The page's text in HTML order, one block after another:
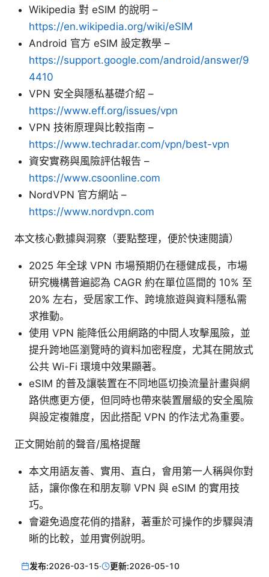
Wikipedia 對 eSIM 的說明 –
https://en.wikipedia.org/wiki/eSIM
Android 官方 eSIM 設定教學 –
https://support.google.com/android/answer/9
4410
VPN 安全與隱私基礎介紹 –
https://www.eff.org/issues/vpn
VPN 技術原理與比較指南 –
https://www.techradar.com/vpn/best-vpn
資安實務與風險評估報告 –
https://www.csoonline.com
NordVPN 官方網站 –
https://www.nordvpn.com
本文核心數據與洞察（要點整理，便於快速閱讀）
2025 年全球 VPN 市場預期仍在穩健成長，市場
研究機構普遍認為 CAGR 約在單位區間的 10% 至
20% 左右，受居家工作、跨境旅遊與資料隱私需
求推動。
使用 VPN 能降低公用網路的中間人攻擊風險，並
提升跨地區瀏覽時的資料加密程度，尤其在開放式
公共 Wi-Fi 環境中效果顯著。
eSIM 的普及讓裝置在不同地區切換流量計畫與網
路供應更方便，但同時也帶來裝置層級的安全風險
與設定複雜度，因此搭配 VPN 的作法尤為重要。
正文開始前的聲音/風格提醒
本文用語友善、實用、直白，會用第一人稱與你對
話，讓你像在和朋友聊 VPN 與 eSIM 的實用技
巧。
會避免過度花俏的措辭，著重於可操作的步驟與清
晰的比較，並用實例說明。
发布:2026-03-15· 更新:2026-05-10